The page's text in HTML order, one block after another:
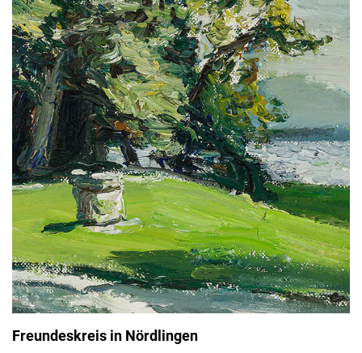
Freundeskreis in Nördlingen